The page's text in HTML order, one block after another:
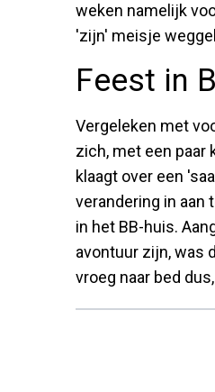
weken namelijk
'zijn' meisje
Feest in
Vergeleken met
zich, met een paar
klaagt over een
verandering in
in het BB-huis.
avontuur zijn, was
vroeg naar bed